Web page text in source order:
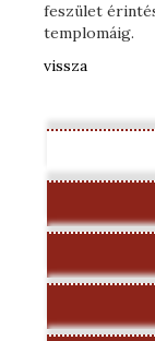
feszület
templomáig.
vissza